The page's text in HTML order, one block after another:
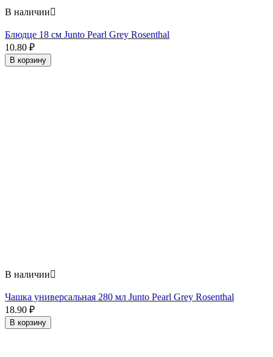
В наличии
Блюдце 18 см Junto Pearl Grey Rosenthal
10.80 ₽
В корзину
В наличии
Чашка универсальная 280 мл Junto Pearl Grey Rosenthal
18.90 ₽
В корзину